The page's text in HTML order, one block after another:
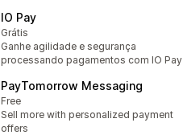
IO Pay
Grátis
Ganhe agilidade e segurança
processando pagamentos com IO Pay
PayTomorrow Messaging
Free
Sell more with personalized payment
offers